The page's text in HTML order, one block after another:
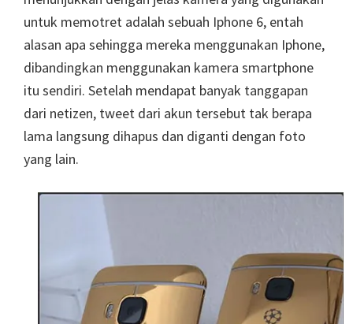
untuk memotret adalah sebuah Iphone 6, entah
alasan apa sehingga mereka menggunakan Iphone,
dibandingkan menggunakan kamera smartphone
itu sendiri. Setelah mendapat banyak tanggapan
dari netizen, tweet dari akun tersebut tak berapa
lama langsung dihapus dan diganti dengan foto
yang lain.